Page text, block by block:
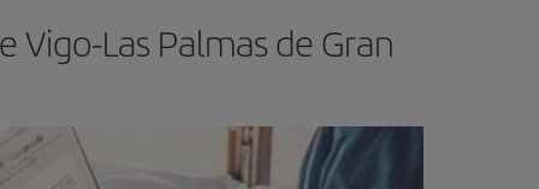
Las Palmas de Gran